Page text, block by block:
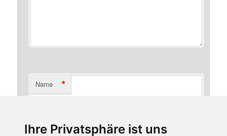
Ihre Privatsphäre ist uns
Name *
E-Mail-Adresse